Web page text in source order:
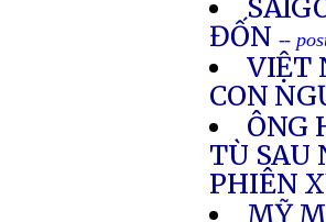
ĐỐN --
VIỆT
CON
ÔNG
TÙ SAU
PHIÊN
MỸ